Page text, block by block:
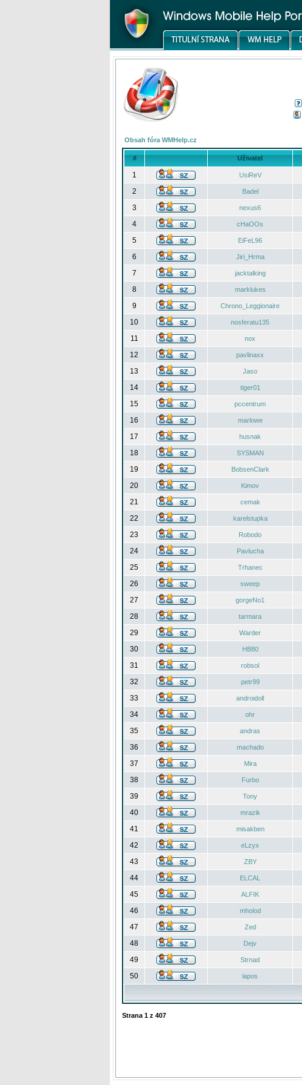
Obsah fóra WMHelp.cz
# Uživatel
1 UsiReV
2
Badel
3
nexus6
4
cHaOOs
5
EiFeL96
6
Jiri_Hrma
7
jacktalking
8
marklukes
9
Chrono_Leggionaire
10
nosferatu135
11
nox
12
pavlinaxx
13
Jaso
14
tiger01
15
pccentrum
16
marlowe
17
husnak
18
SYSMAN
19
BobsenClark
20
Kimov
21
cemak
22
karelstupka
23
Robodo
24
Pavlucha
25
Trhanec
26
sweep
27
gorgeNo1
28
tarmara
29
Warder
30
HB80
31
robsol
32
petr99
33
androidoll
34
ohr
35
andras
36
machado
37
Mira
38
Furbo
39
Tony
40
mrazik
41
misakben
42
eLzyx
43
ZBY
44
ELCAL
45
ALFIK
46
mholod
47
Zed
48
Dejv
49
Strnad
50
lapos
Strana 1 z 407